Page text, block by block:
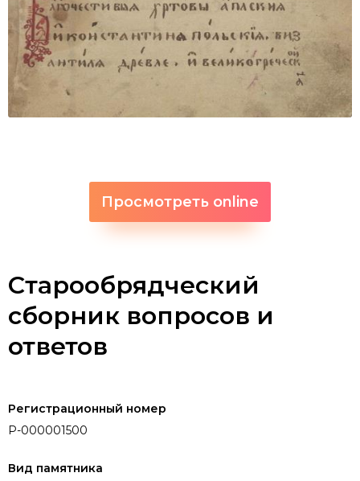
Просмотреть online
Старообрядческий
сборник вопросов и
ответов
Регистрационный номер
P-000001500
Вид памятника